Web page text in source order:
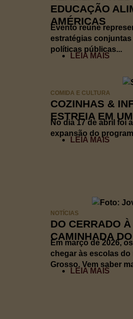
EDUCAÇÃO
AMÉRICAS
Evento reúne
estratégias
políticas públicas...
LEIA MAIS
COMIDA E CULTURA
COZINHAS &
ESTREIA EM
No dia 17 de abril foi
expansão do
LEIA MAIS
NOTÍCIAS
DO CERRADO
CAMINHADA
Em março de 2026,
chegar às escolas do
Grosso. Vem saber
LEIA MAIS